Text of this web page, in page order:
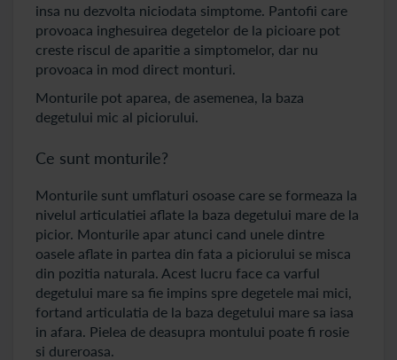
insa nu dezvolta niciodata simptome. Pantofii care
provoaca inghesuirea degetelor de la picioare pot
creste riscul de aparitie a simptomelor, dar nu
provoaca in mod direct monturi.
Monturile pot aparea, de asemenea, la baza
degetului mic al piciorului.
Ce sunt monturile?
Monturile sunt umflaturi osoase care se formeaza la
nivelul articulatiei aflate la baza degetului mare de la
picior. Monturile apar atunci cand unele dintre
oasele aflate in partea din fata a piciorului se misca
din pozitia naturala. Acest lucru face ca varful
degetului mare sa fie impins spre degetele mai mici,
fortand articulatia de la baza degetului mare sa iasa
in afara. Pielea de deasupra montului poate fi rosie
si dureroasa.